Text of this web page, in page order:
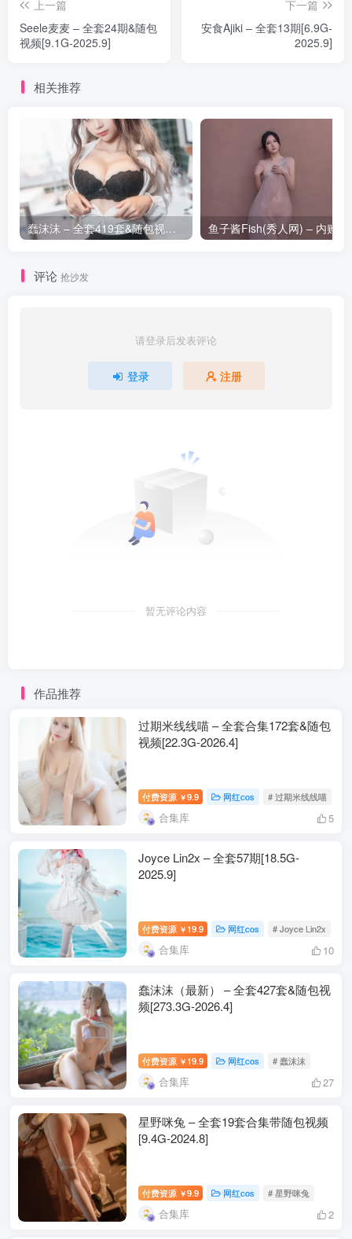
包内原图 – 无水印 – 更清晰
[9.7]
036.是一只熊仔吗 – 潮乃亚 蔚蓝档案[100P-273.7M]
[5.29]
[5.6]
034.是一只熊仔吗 – &一北亦北 花凛本真爱版[158P-745.3M]
[5.1]
033.是一只熊仔吗 – 小夏乐队[50P-94.2M]
[3.17]
032.是一只熊仔吗 – 小可畏 [70P-172MB]
上一篇
Seele麦麦 – 全套24期&随包
视频[9.1G-2025.9]
下一篇
安食Ajiki – 全套13期[6.9G-
2025.9]
相关推荐
蠢沫沫 – 全套419套&随包视频[269.2G-2025.11]
评论 抢沙发
请登录后发表评论
登录 注册
暂无评论内容
作品推荐
过期米线线喵 – 全套合集172套&随包
视频[22.3G-2026.4]
付费资源 ￥9.9 网红cos # 过期米线线喵
合集库 5
Joyce Lin2x – 全套57期[18.5G-
2025.9]
付费资源 ￥ 19.9 网红cos # Joyce Lin2x
合集库 10
蠢沫沫（最新） – 全套427套&随包视
频[273.3G-2026.4]
付费资源 ￥ 19.9 网红cos # 蠢沫沫
合集库 27
星野咪兔 – 全套19套合集带随包视频
[9.4G-2024.8]
付费资源 ￥9.9 网红cos # 星野咪兔
合集库 2